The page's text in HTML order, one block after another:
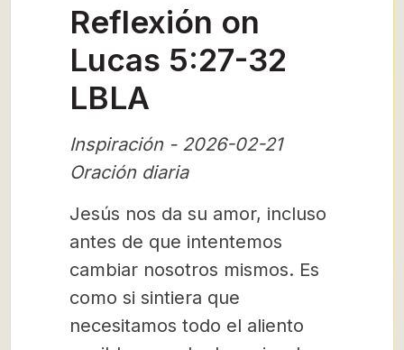
Reflexión on
Lucas 5:27-32
LBLA
Inspiración - 2026-02-21
Oración diaria
Jesús nos da su amor, incluso
antes de que intentemos
cambiar nosotros mismos. Es
como si sintiera que
necesitamos todo el aliento